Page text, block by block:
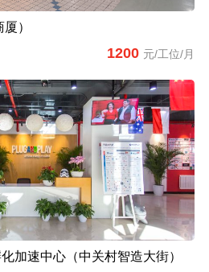
）
1200 元/工位/月
速中心（中关村智造大街）